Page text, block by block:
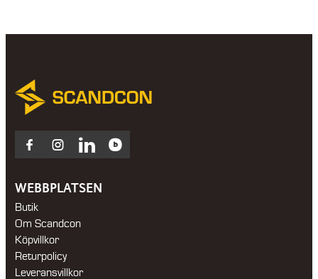
Facebook
Instagram
LinkedInBlocket
WEBBPLATSEN
Butik
Om Scandcon
Köpvillkor
Returpolicy
Leveransvillkor